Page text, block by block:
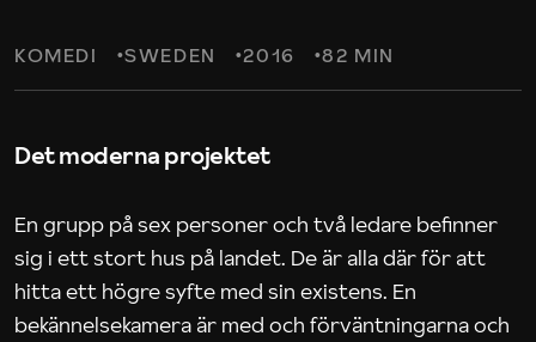
KOMEDI SWEDEN 2016 82 MIN
Det moderna projektet
En grupp på sex personer och två ledare befinner
sig i ett stort hus på landet. De är alla där för att
hitta ett högre syfte med sin existens. En
bekännelsekamera är med och förväntningarna och